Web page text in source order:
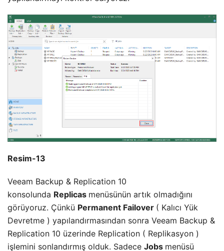
Resim-13
Veeam Backup & Replication 10
konsolunda Replicas menüsünün artık olmadığını
görüyoruz. Çünkü Permanent Failover ( Kalıcı Yük
Devretme ) yapılandırmasından sonra Veeam Backup &
Replication 10 üzerinde Replication ( Replikasyon )
işlemini sonlandırmış olduk. Sadece Jobs menüsü